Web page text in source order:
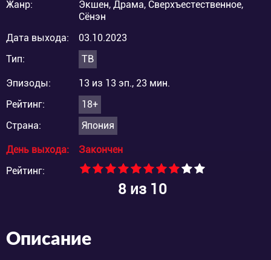
Жанр:
Экшен, Драма, Сверхъестественное,
Сёнэн
Дата выхода:
03.10.2023
Тип:
ТВ
Эпизоды:
13 из 13 эп., 23 мин.
Рейтинг:
18+
Страна:
Япония
День выхода:
Закончен
Рейтинг:
8из 10
Описание